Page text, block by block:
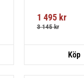
1 495kr
3 145kr